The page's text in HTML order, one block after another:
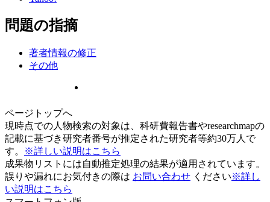
問題の指摘
著者情報の修正
その他
ページトップへ
現時点での人物検索の対象は、科研費報告書やresearchmapの
記載に基づき研究者番号が推定された研究者等約30万人で
す。
※詳しい説明はこちら
成果物リストには自動推定処理の結果が適用されています。
誤りや漏れにお気付きの際は お問い合わせ ください※詳し
い説明はこちら